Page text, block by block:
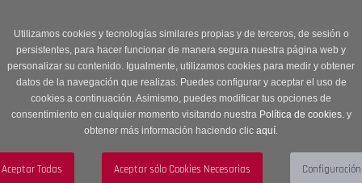
Utilizamos cookies y tecnologías similares propias y de terceros, de sesión o
persistentes, para hacer funcionar de manera segura nuestra página web y
personalizar su contenido. Igualmente, utilizamos cookies para medir y obtener
datos de la navegación que realizas. Puedes configurar y aceptar el uso de
cookies a continuación. Asimismo, puedes modificar tus opciones de
consentimiento en cualquier momento visitando nuestra Política de cookies.y
obtener más información haciendo clic aquí.
descuento en Sección OUTLET con código OUTLET20
navigation
Menú